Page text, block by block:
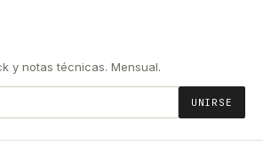
y notas técnicas. Mensual.
UNIRSE